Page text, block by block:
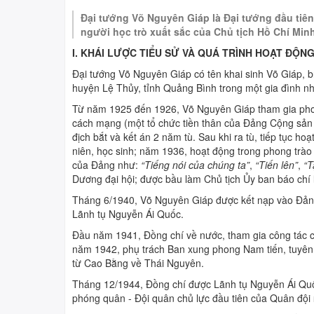
THI TRỰC TUYẾN
4 BÀI HỌC LÝ LUẬN
TUYÊN TRUYỀN, PHỔ
Đại tướng Võ Nguyên Giáp là Đại tướng đầu
người học trò xuất sắc của Chủ tịch Hồ Chí
I. KHÁI LƯỢC TIỂU SỬ VÀ QUÁ TRÌNH HOẠT
Đại tướng Võ Nguyên Giáp có tên khai sinh Võ Giáp,
huyện Lệ Thủy, tỉnh Quảng Bình trong một gia đình
Từ năm 1925 đến 1926, Võ Nguyên Giáp tham gia
cách mạng (một tổ chức tiền thân của Đảng Cộng
địch bắt và kết án 2 năm tù. Sau khi ra tù, tiếp tục
niên, học sinh; năm 1936, hoạt động trong phong
của Đảng như: “Tiếng nói của chúng ta”, “Tiến lên”,
Dương đại hội; được bầu làm Chủ tịch Ủy ban báo chí
Tháng 6/1940, Võ Nguyên Giáp được kết nạp vào
Lãnh tụ Nguyễn Ái Quốc.
Đầu năm 1941, Đồng chí về nước, tham gia công tác
năm 1942, phụ trách Ban xung phong Nam tiến,
từ Cao Bằng về Thái Nguyên.
Tháng 12/1944, Đồng chí được Lãnh tụ Nguyễn Ái
phóng quân - Đội quân chủ lực đầu tiên của Quân đội